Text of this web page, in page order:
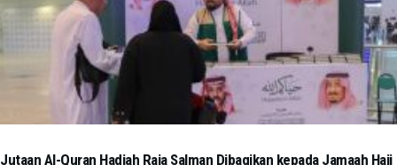
Jutaan Al-Quran Hadiah Raja Salman Dibagikan kepada Jamaah Haji